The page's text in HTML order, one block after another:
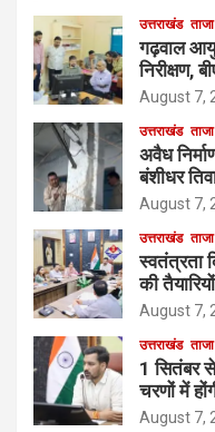
उत्तराखंड
गढ़वाल
निरीक्षण,
August 7,
उत्तराखंड
अवैध
बंशीधर
August 7,
उत्तराखंड
स्वतंत्रता
की
August 7,
उत्तराखंड
1 सितंबर
चरणों में
August 7,